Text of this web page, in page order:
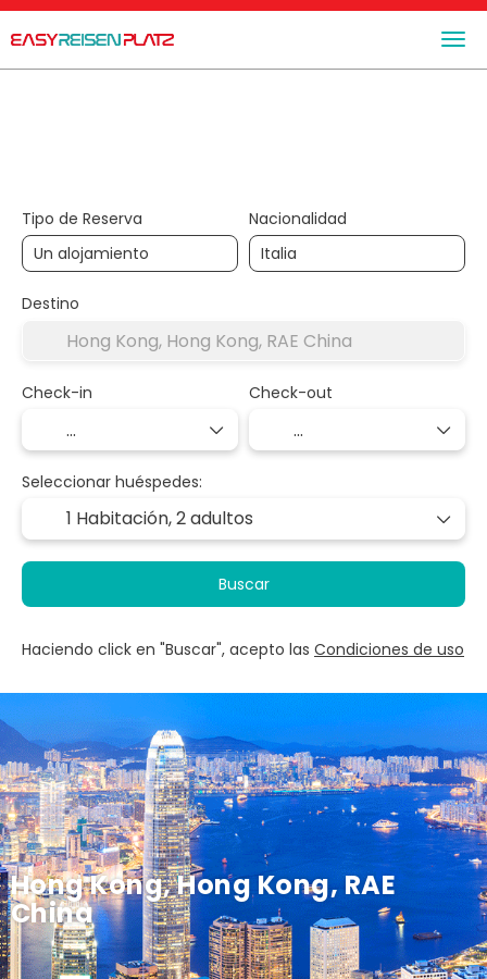
Hong Kong, Hong Kong, RAE
China
Tipo de Reserva Nacionalidad
Destino
Check-in Check-out
Seleccionar huéspedes:
1 Habitación,2 adultos
Buscar
Haciendo click en "Buscar", acepto las Condiciones de uso